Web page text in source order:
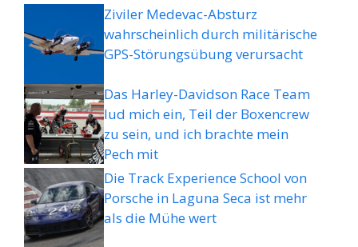
Ziviler Medevac-Absturz
wahrscheinlich durch militärische
GPS-Störungsübung verursacht
Das Harley-Davidson Race Team
lud mich ein, Teil der Boxencrew
zu sein, und ich brachte mein
Pech mit
Die Track Experience School von
Porsche in Laguna Seca ist mehr
als die Mühe wert